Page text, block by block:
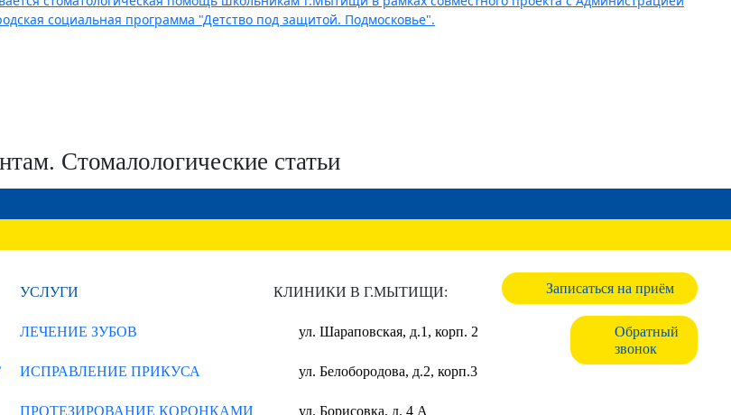
Стомалологические статьи
УСЛУГИ
ЛЕЧЕНИЕ ЗУБОВ
ИСПРАВЛЕНИЕ ПРИКУСА
ПРОТЕЗИРОВАНИЕ КОРОНКАМИ
КЛИНИКИ В Г.МЫТИЩИ:
ул. Шараповская, д.1, корп. 2
ул. Белобородова, д.2, корп.3
ул. Борисовка, д. 4 А
Записаться на приём
Обратный
звонок